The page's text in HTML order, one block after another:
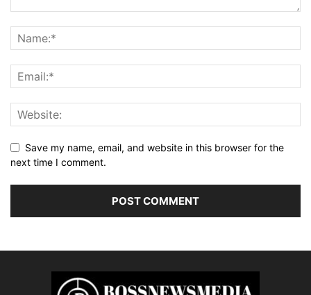
Save my name, email, and website in this browser for the
next time I comment.